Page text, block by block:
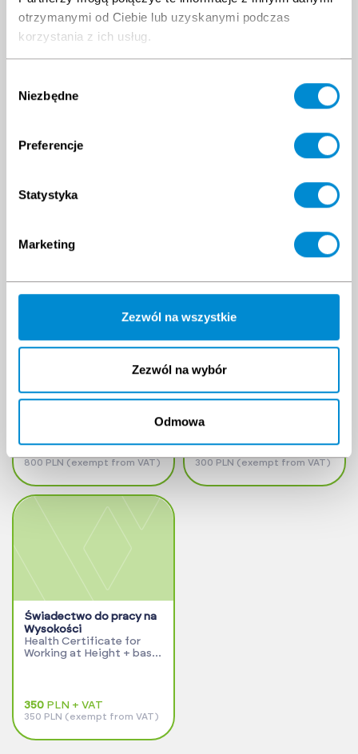
otrzymanymi od Ciebie lub uzyskanymi podczas
korzystania z ich usług.
zgody
Niezbędne
Preferencje
Statystyka
Marketing
Zezwól na wszystkie
Zezwól na wybór
Odmowa
Clients have
also
OEUK/OGUK Medical
OEUK/Medical 620pln +
800 PLN (exempt from VAT)
Morskie Świadectwo
Zdrowia
Marine Health Certificate
300 PLN (exempt from VAT)
Świadectwo do pracy na
Wysokości
Health Certificate for
Working at Height + basic
350 PLN + VAT
350 PLN (exempt from VAT)